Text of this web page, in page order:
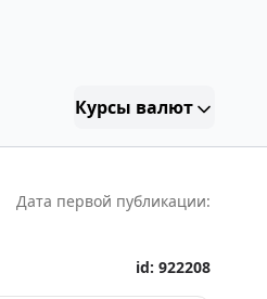
Курсы валют
Дата первой публикации:
id: 922208